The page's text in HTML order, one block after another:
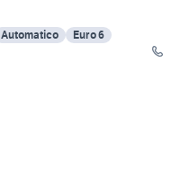
Automatico
Euro 6